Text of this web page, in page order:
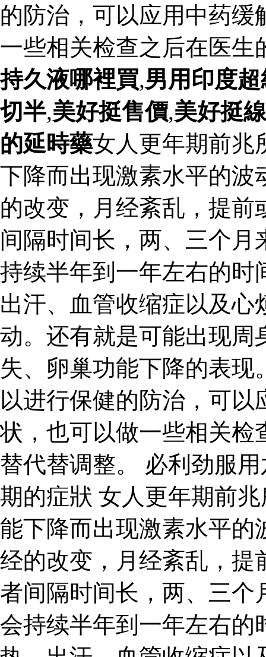
的防治，可以应用中药
一些相关检查之后在医生
持久液哪裡買,男用印度
切半,美好挺售價,美好挺
的延時藥女人更年期前兆
下降而出现激素水平的波
的改变，月经紊乱，提
间隔时间长，两、三个
持续半年到一年左右的时
出汗、血管收缩症以及
动。还有就是可能出现周
失、卵巢功能下降的表
以进行保健的防治，可
状，也可以做一些相关检
替代替调整。 必利劲服
期的症狀 女人更年期前
能下降而出现激素水平的
经的改变，月经紊乱，提
者间隔时间长，两、三个
会持续半年到一年左右的